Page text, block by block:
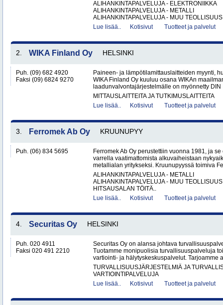
ALIHANKINTAPALVELUJA - ELEKTRONIIKKA
ALIHANKINTAPALVELUJA - METALLI
ALIHANKINTAPALVELUJA - MUU
Lue lisää..
Kotisivut Tuotteet ja palvelut
2. WIKA Finland Oy HELSINKI
Puh. (09) 682 4920
Faksi (09) 6824 9270
Paineen- ja lämpötilamittauslaitteiden myynti,
WIKA Finland Oy kuuluu osana WIKAn
laadunvalvontajärjestelmälle on myönnetty DIN
MITTAUSLAITTEITA JA TUTKIMUSLAITTEITA
Lue lisää..
Kotisivut Tuotteet ja palvelut
3. Ferromek Ab Oy KRUUNUPYY
Puh. (06) 834 5695
Ferromek Ab Oy perustettiin vuonna 1981, ja
varrella vaatimattomista alkuvaiheistaan
metallialan yritykseksi. Kruunupyyssä toimiva
ALIHANKINTAPALVELUJA - METALLI
ALIHANKINTAPALVELUJA - MUU TEOLLISUUS
HITSAUSALAN TÖITÄ..
Lue lisää..
Kotisivut Tuotteet ja palvelut
4. Securitas Oy HELSINKI
Puh. 020 4911
Faksi 020 491 2210
Securitas Oy on alansa johtava
Tuotamme monipuolisia turvallisuuspalveluja
vartiointi- ja hälytyskeskuspalvelut. Tarjoamme
TURVALLISUUSJÄRJESTELMIÄ JA
VARTIOINTIPALVELUJA
Lue lisää..
Kotisivut Tuotteet ja palvelut